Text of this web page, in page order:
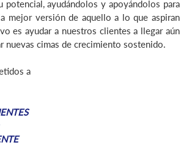
potencial, ayudándolos y apoyándolos para
mejor versión de aquello a lo que aspiran
es ayudar a nuestros clientes a llegar aún
nuevas cimas de crecimiento sostenido.
a